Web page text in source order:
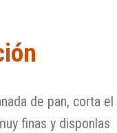
de pan, corta el
finas y disponlas